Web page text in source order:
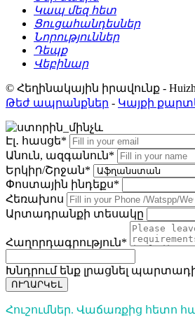
Կապ մեզ հետ
Ցուցահանդեսներ
Նորություններ
Դեպք
Վեբինար
© Հեղինակային իրավունք -
Թեժ ապրանքներ - Կայքի
Էլ․ հասցե*
Անուն, ազգանուն*
Երկիր/Շրջան*
Փոստային ինդեքս*
Հեռախոս
Արտադրանքի տեսակը
Հաղորդագրություն*
Խնդրում ենք լրացնել
ՈՒՂԱՐԿԵԼ
Հուշումներ. Վաճառքից հետո